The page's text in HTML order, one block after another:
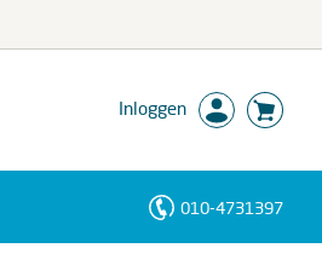
Inloggen
010-4731397